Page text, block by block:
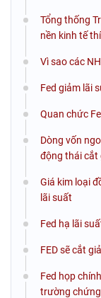
Tổng thống
nền kinh tế
Vì sao các
Fed giảm lãi
Quan chức
Dòng vốn
động thái cắt
Giá kim loại
lãi suất
Fed hạ lãi
FED sẽ cắt
Fed họp
trường